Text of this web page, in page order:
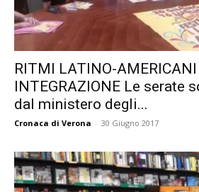
RITMI LATINO-AMERICANI
INTEGRAZIONE Le serate
dal ministero degli...
Cronaca di Verona - 30 Giugno 2017